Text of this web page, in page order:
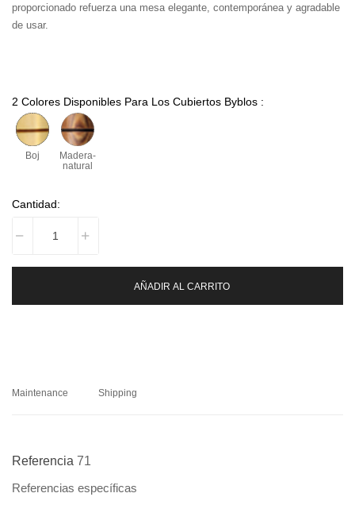
proporcionado refuerza una mesa elegante, contemporánea y agradable
de usar.
2 Colores Disponibles Para Los Cubiertos Byblos :
Boj
Madera-
natural
Cantidad:
AÑADIR AL CARRITO
Maintenance Shipping
Referencia 71
Referencias específicas